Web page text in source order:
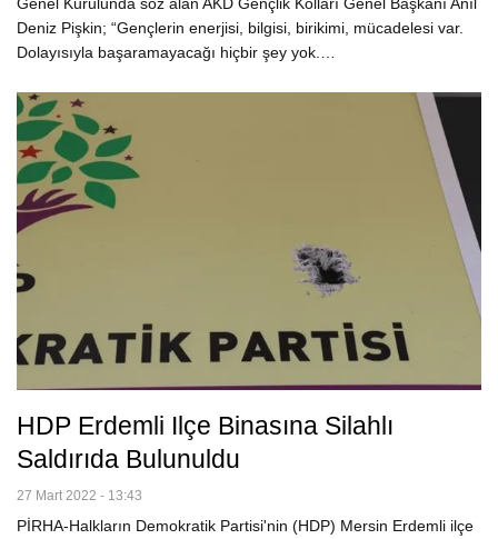
Deniz Pişkin; “Gençlerin enerjisi, bilgisi, birikimi, mücadelesi var.
Dolayısıyla başaramayacağı hiçbir şey yok.…
HDP Erdemli Ilçe Binasına Silahlı
Saldırıda Bulunuldu
27 Mart 2022 - 13:43
PİRHA-Halkların Demokratik Partisi'nin (HDP) Mersin Erdemli ilçe